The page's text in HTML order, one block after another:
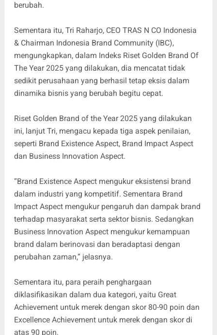
berubah.
Sementara itu, Tri Raharjo, CEO TRAS N CO Indonesia
& Chairman Indonesia Brand Community (IBC),
mengungkapkan, dalam Indeks Riset Golden Brand Of
The Year 2025 yang dilakukan, dia mencatat tidak
sedikit perusahaan yang berhasil tetap eksis dalam
dinamika bisnis yang berubah begitu cepat.
Riset Golden Brand of the Year 2025 yang dilakukan
ini, lanjut Tri, mengacu kepada tiga aspek penilaian,
seperti Brand Existence Aspect, Brand Impact Aspect
dan Business Innovation Aspect.
“Brand Existence Aspect mengukur eksistensi brand
dalam industri yang kompetitif. Sementara Brand
Impact Aspect mengukur pengaruh dan dampak brand
terhadap masyarakat serta sektor bisnis. Sedangkan
Business Innovation Aspect mengukur kemampuan
brand dalam berinovasi dan beradaptasi dengan
perubahan zaman,” jelasnya.
Sementara itu, para peraih penghargaan
diklasifikasikan dalam dua kategori, yaitu Great
Achievement untuk merek dengan skor 80-90 poin dan
Excellence Achievement untuk merek dengan skor di
atas 90 poin.